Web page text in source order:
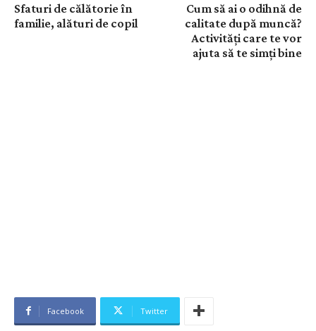
Sfaturi de călătorie în
familie, alături de copil
Cum să ai o odihnă de
calitate după muncă?
Activități care te vor
ajuta să te simți bine
Facebook Twitter